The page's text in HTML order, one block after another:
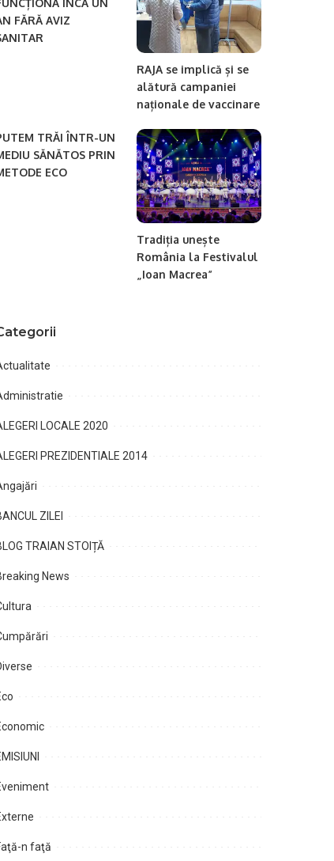
FĂRĂ AVIZ
RAJA se implică și se
alătură campaniei
naționale de vaccinare
TRĂI ÎNTR-UN
SĂNĂTOS PRIN
ECO
Tradiția unește
România la Festivalul
„Ioan Macrea”
LOCALE 2020
PREZIDENTIALE 2014
ZILEI
TRAIAN STOIȚĂ
News
n faţă